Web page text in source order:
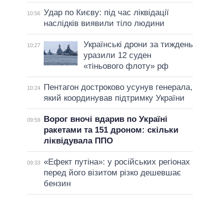
10:56 Удар по Києву: під час ліквідації
наслідків виявили тіло людини
10:27
Українські дрони за тиждень
уразили 12 суден
«тіньового флоту» рф
10:24
Пентагон достроково усунув генерала,
який координував підтримку України
09:59
Ворог вночі вдарив по Україні
ракетами та 151 дроном: скільки
ліквідувала ППО
09:33 «Ефект путіна»: у російських регіонах
перед його візитом різко дешевшає
бензин